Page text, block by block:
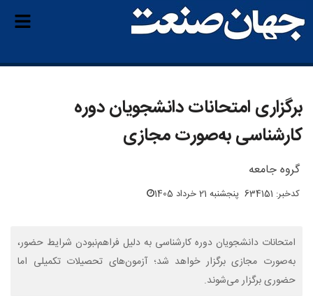
برگزاری امتحانات دانشجویان دوره
کارشناسی به‌صورت مجازی
گروه جامعه
کدخبر: 634151 پنجشنبه 21 خرداد 1405
امتحانات دانشجویان دوره کارشناسی به دلیل فراهم‌نبودن شرایط حضور،
به‌صورت مجازی برگزار خواهد شد؛ آزمون‌های تحصیلات تکمیلی اما
حضوری برگزار می‌شوند.